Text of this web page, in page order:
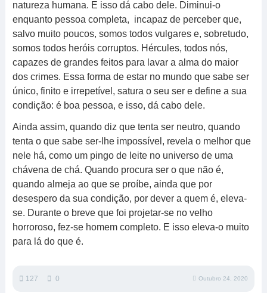
natureza humana. E isso dá cabo dele. Diminui-o
enquanto pessoa completa, incapaz de perceber que,
salvo muito poucos, somos todos vulgares e, sobretudo,
somos todos heróis corruptos. Hércules, todos nós,
capazes de grandes feitos para lavar a alma do maior
dos crimes. Essa forma de estar no mundo que sabe ser
único, finito e irrepetível, satura o seu ser e define a sua
condição: é boa pessoa, e isso, dá cabo dele.
Ainda assim, quando diz que tenta ser neutro, quando
tenta o que sabe ser-lhe impossível, revela o melhor que
nele há, como um pingo de leite no universo de uma
chávena de chá. Quando procura ser o que não é,
quando almeja ao que se proíbe, ainda que por
desespero da sua condição, por dever a quem é, eleva-
se. Durante o breve que foi projetar-se no velho
horroroso, fez-se homem completo. E isso eleva-o muito
para lá do que é.
127 0 Outubro 24, 2020